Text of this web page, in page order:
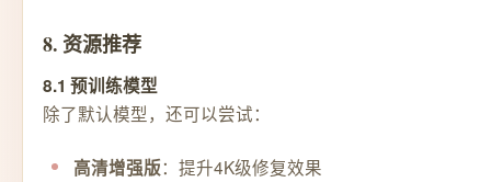
8. 资源推荐
8.1 预训练模型
除了默认模型，还可以尝试：
高清增强版：提升4K级修复效果